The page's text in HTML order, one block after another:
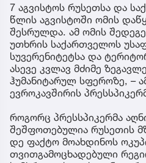
7 აგვისტოს რუსეთსა და
წლის აგვისტოში ომის
შესრულდა. ამ ომის
უთხრის საქართველოს
სუვერენიტეტსა და
ასევე კვლავ მძიმე
ჰუმანიტარულ სფეროზე, –
ევროკავშირის
როგორც პრესსპიკერმა
შეშფოთებულია რუსეთის
დე ფაქტო მოახდინოს
თვითგამოცხადებული